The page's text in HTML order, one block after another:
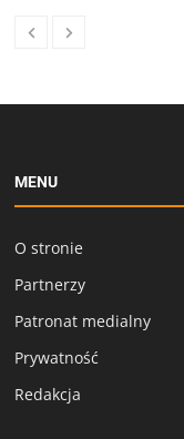
MENU
O stronie
Partnerzy
Patronat medialny
Prywatność
Redakcja